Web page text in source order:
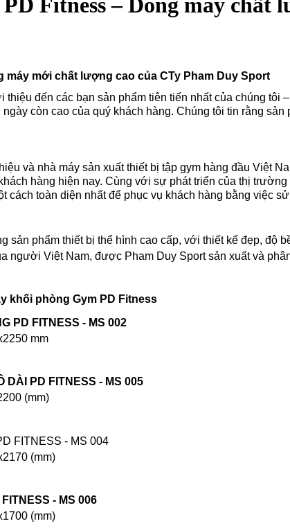
Fitness – Dòng máy chất
máy mới chất lượng cao của CTy Pham Duy Sport
đến các bạn sản phẩm tiên tiến nhất của chúng tôi
còn cao của quý khách hàng. Chúng tôi tin rằng
và nhà máy sản xuất thiết bị tập gym hàng đầu Việt
hàng hiện nay. Cùng với sự phát triển của thị
cách toàn diện nhất để phục vụ khách hàng bằng việc
sản phẩm thiết bị thể hình cao cấp, với thiết kế đẹp,
người Việt Nam, được Pham Duy Sport sản xuất và
khối phòng Gym PD Fitness
PD FITNESS - MS 002
mm
DÀI PD FITNESS - MS 005
(mm)
FITNESS - MS 004
(mm)
- MS 006
(mm)